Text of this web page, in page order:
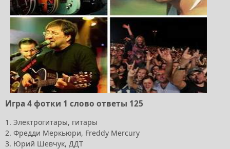
Игра 4 фотки 1 слово ответы 125
1. Электрогитары, гитары
2. Фредди Меркьюри, Freddy Mercury
3. Юрий Шевчук, ДДТ